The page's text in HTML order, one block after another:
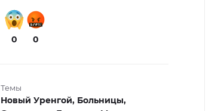
0 0
Темы
Новый Уренгой, Больницы,